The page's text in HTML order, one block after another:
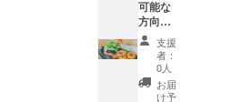
ご理解
くださ
い。
送で引
き換え
券をお
送りし
ます。
ご来店
の際に
可能な
方向け/
お気持
ちプラ
ン】
8000円
のご支
支援
者：
0人
お届
け予